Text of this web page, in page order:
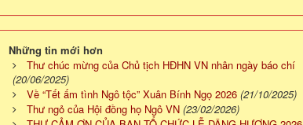
Những tin mới hơn
Thư chúc mừng của Chủ tịch HĐHN VN nhân ngày báo chí
(20/06/2025)
Về “Tết ấm tình Ngô tộc” Xuân Bính Ngọ 2026 (21/10/2025)
Thư ngỏ của Hội đồng họ Ngô VN (23/02/2026)